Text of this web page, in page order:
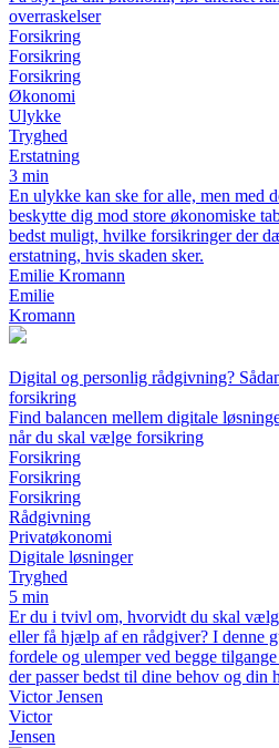
overraskelser
Forsikring
Forsikring
Forsikring
Økonomi
Ulykke
Tryghed
Erstatning
3 min
En ulykke kan ske for alle, men med
beskytte dig mod store økonomiske
bedst muligt, hvilke forsikringer der
erstatning, hvis skaden sker.
Emilie Kromann
Emilie
Kromann
Digital og personlig rådgivning?
forsikring
Find balancen mellem digitale
når du skal vælge forsikring
Forsikring
Forsikring
Forsikring
Rådgivning
Privatøkonomi
Digitale løsninger
Tryghed
5 min
Er du i tvivl om, hvorvidt du skal
eller få hjælp af en rådgiver? I denne
fordele og ulemper ved begge
der passer bedst til dine behov og din
Victor Jensen
Victor
Jensen